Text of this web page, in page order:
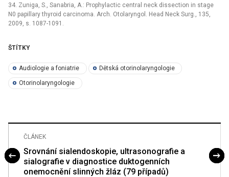
34. Zuniga, S., Sanabria, A.: Prophylactic central neck dissection in stage
N0 papillary thyroid carcinoma. Arch. Otolaryngol. Head Neck Surg., 135,
2009, s. 1087-1091.
ŠTÍTKY
Audiologie a foniatrie Dětská otorinolaryngologie
Otorinolaryngologie
ČLÁNEK
Srovnání sialendoskopie, ultrasonografie a
sialografie v diagnostice duktogenních
onemocnění slinných žláz (79 případů)